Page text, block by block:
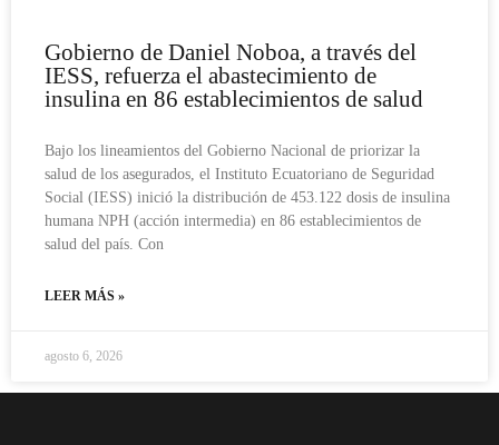
Gobierno de Daniel Noboa, a través del
IESS, refuerza el abastecimiento de
insulina en 86 establecimientos de salud
Bajo los lineamientos del Gobierno Nacional de priorizar la
salud de los asegurados, el Instituto Ecuatoriano de Seguridad
Social (IESS) inició la distribución de 453.122 dosis de insulina
humana NPH (acción intermedia) en 86 establecimientos de
salud del país. Con
LEER MÁS »
agosto 6, 2026